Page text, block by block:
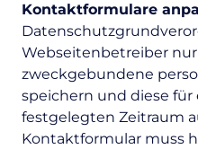
Kontaktformulare
Webseitenbetreiber
zweckgebundene
speichern und diese für
festgelegten Zeitraum
Kontaktformular muss